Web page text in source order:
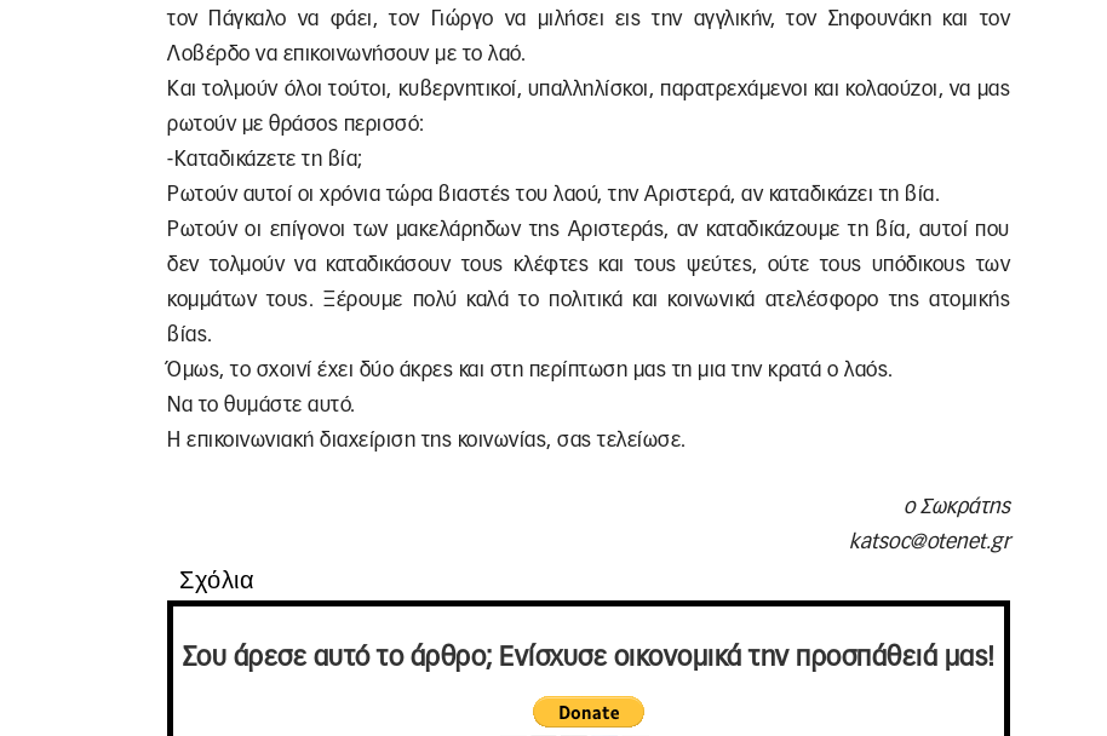
τον Πάγκαλο να φάει, τον Γιώργο να μιλήσει εις την αγγλικήν, τον Σηφουνάκη και τον
Λοβέρδο να επικοινωνήσουν με το λαό.
Και τολμούν όλοι τούτοι, κυβερνητικοί, υπαλληλίσκοι, παρατρεχάμενοι και κολαούζοι, να μας
ρωτούν με θράσος περισσό:
-Καταδικάζετε τη βία;
Ρωτούν αυτοί οι χρόνια τώρα βιαστές του λαού, την Αριστερά, αν καταδικάζει τη βία.
Ρωτούν οι επίγονοι των μακελάρηδων της Αριστεράς, αν καταδικάζουμε τη βία, αυτοί που
δεν τολμούν να καταδικάσουν τους κλέφτες και τους ψεύτες, ούτε τους υπόδικους των
κομμάτων τους. Ξέρουμε πολύ καλά το πολιτικά και κοινωνικά ατελέσφορο της ατομικής
βίας.
Όμως, το σχοινί έχει δύο άκρες και στη περίπτωση μας τη μια την κρατά ο λαός.
Να το θυμάστε αυτό.
Η επικοινωνιακή διαχείριση της κοινωνίας, σας τελείωσε.
ο Σωκράτης
katsoc@otenet.gr
Σχόλια
Σου άρεσε αυτό το άρθρο; Ενίσχυσε οικονομικά την προσπάθειά μας!